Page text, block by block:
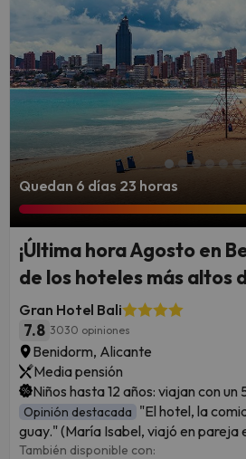
Quedan 6 días 23 horas
¡Última hora Agosto en
de los hoteles más altos
Gran Hotel Bali
7.8 3030 opiniones
Benidorm, Alicante
Media pensión
Niños hasta 12 años: viajan con
Opinión destacada "El hotel, la
guay." (María Isabel, viajó en
También disponible con: